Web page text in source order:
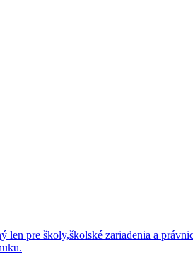
pre školy,školské zariadenia a